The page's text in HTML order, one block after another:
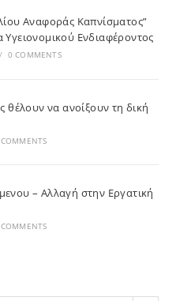
Αναφοράς Καπνίσματος”
Ενδιαφέροντος
/ 0 COMMENTS
θέλουν να ανοίξουν τη δική
– Αλλαγή στην Εργατική